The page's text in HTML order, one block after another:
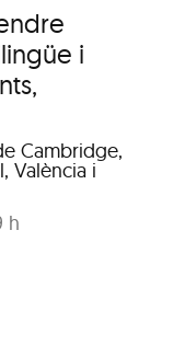
i
Cambridge,
València i
h